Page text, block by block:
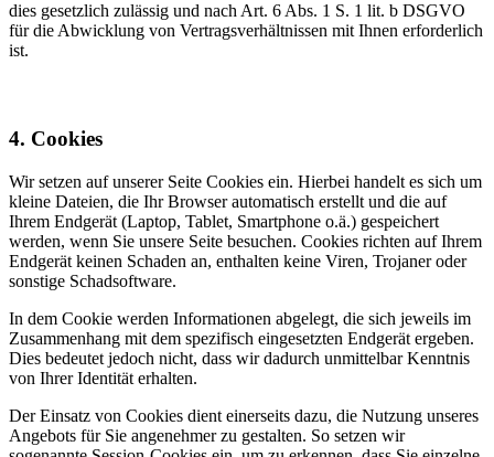
dies gesetzlich zulässig und nach Art. 6 Abs. 1 S. 1 lit. b DSGVO
für die Abwicklung von Vertragsverhältnissen mit Ihnen erforderlich
ist.
4. Cookies
Wir setzen auf unserer Seite Cookies ein. Hierbei handelt es sich um
kleine Dateien, die Ihr Browser automatisch erstellt und die auf
Ihrem Endgerät (Laptop, Tablet, Smartphone o.ä.) gespeichert
werden, wenn Sie unsere Seite besuchen. Cookies richten auf Ihrem
Endgerät keinen Schaden an, enthalten keine Viren, Trojaner oder
sonstige Schadsoftware.
In dem Cookie werden Informationen abgelegt, die sich jeweils im
Zusammenhang mit dem spezifisch eingesetzten Endgerät ergeben.
Dies bedeutet jedoch nicht, dass wir dadurch unmittelbar Kenntnis
von Ihrer Identität erhalten.
Der Einsatz von Cookies dient einerseits dazu, die Nutzung unseres
Angebots für Sie angenehmer zu gestalten. So setzen wir